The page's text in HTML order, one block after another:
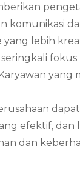
yang lebih
yang
efektif,
dan